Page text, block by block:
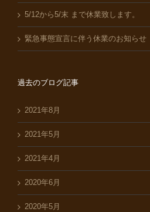
5/12から5/末 まで休業致します。
緊急事態宣言に伴う休業のお知らせ
過去のブログ記事
2021年8月
2021年5月
2021年4月
2020年6月
2020年5月